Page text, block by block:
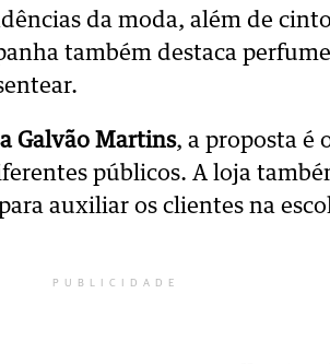
da moda, além de
também destaca
Galvão Martins, a proposta é
públicos. A loja
auxiliar os clientes na
PUBLICIDADE